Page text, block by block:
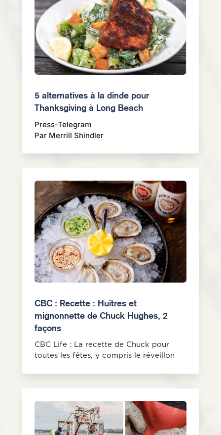
5 alternatives à la dinde pour
Thanksgiving à Long Beach
Press-Telegram
Par Merrill Shindler
CBC : Recette : Huîtres et
mignonnette de Chuck Hughes, 2
façons
CBC Life : La recette de Chuck pour
toutes les fêtes, y compris le réveillon